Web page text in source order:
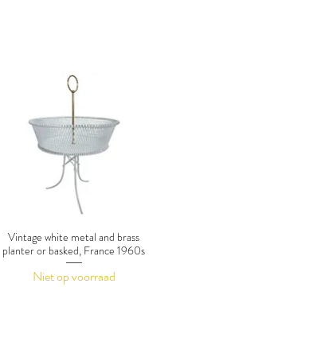
Vintage white metal and brass
planter or basked, France 1960s
Niet op voorraad